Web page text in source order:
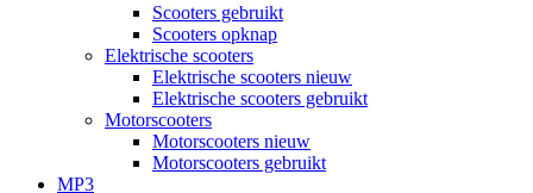
Scooters gebruikt
Scooters opknap
Elektrische scooters
Elektrische scooters nieuw
Elektrische scooters gebruikt
Motorscooters
Motorscooters nieuw
Motorscooters gebruikt
MP3